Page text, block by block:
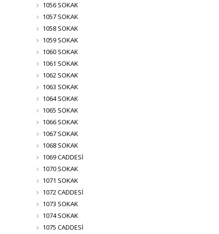
1056 SOKAK
1057 SOKAK
1058 SOKAK
1059 SOKAK
1060 SOKAK
1061 SOKAK
1062 SOKAK
1063 SOKAK
1064 SOKAK
1065 SOKAK
1066 SOKAK
1067 SOKAK
1068 SOKAK
1069 CADDESİ
1070 SOKAK
1071 SOKAK
1072 CADDESİ
1073 SOKAK
1074 SOKAK
1075 CADDESİ